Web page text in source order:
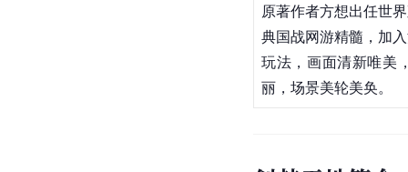
原著作者方想出任世
典国战网游精髓，加
玩法，画面清新唯美
丽，场景美轮美奂。